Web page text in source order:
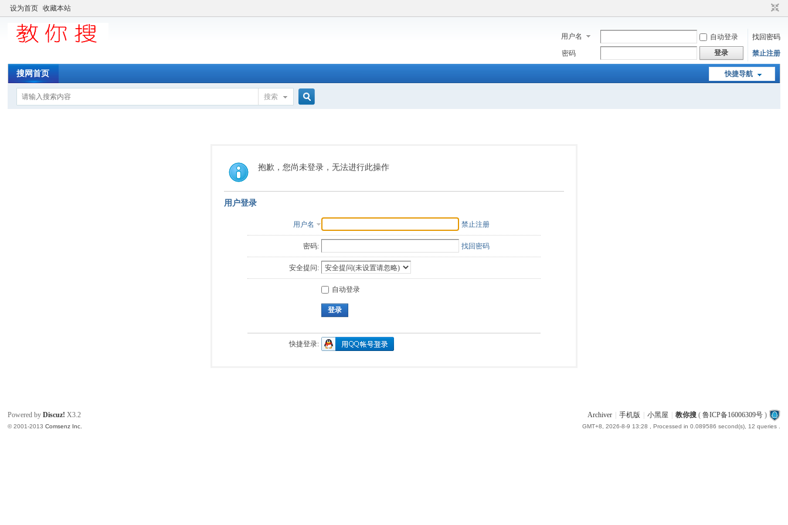
设为首页 收藏本站
用户名 自动登录
找回密码
密码
登录 禁止注册
快捷导航
搜网首页
搜索
索
抱歉，您尚未登录，无法进行此操作
用户登录
用户名 禁止注册
密码: 找回密码
安全提问:
自动登录
登录
快捷登录:
Archiver 手机版 小黑屋 教你搜( 鲁ICP备16006309号)
GMT+8, 2026-8-9 13:28 , Processed in 0.089586 second(s), 12 queries .
Powered byDiscuz! X3.2
© 2001-2013Comsenz Inc.